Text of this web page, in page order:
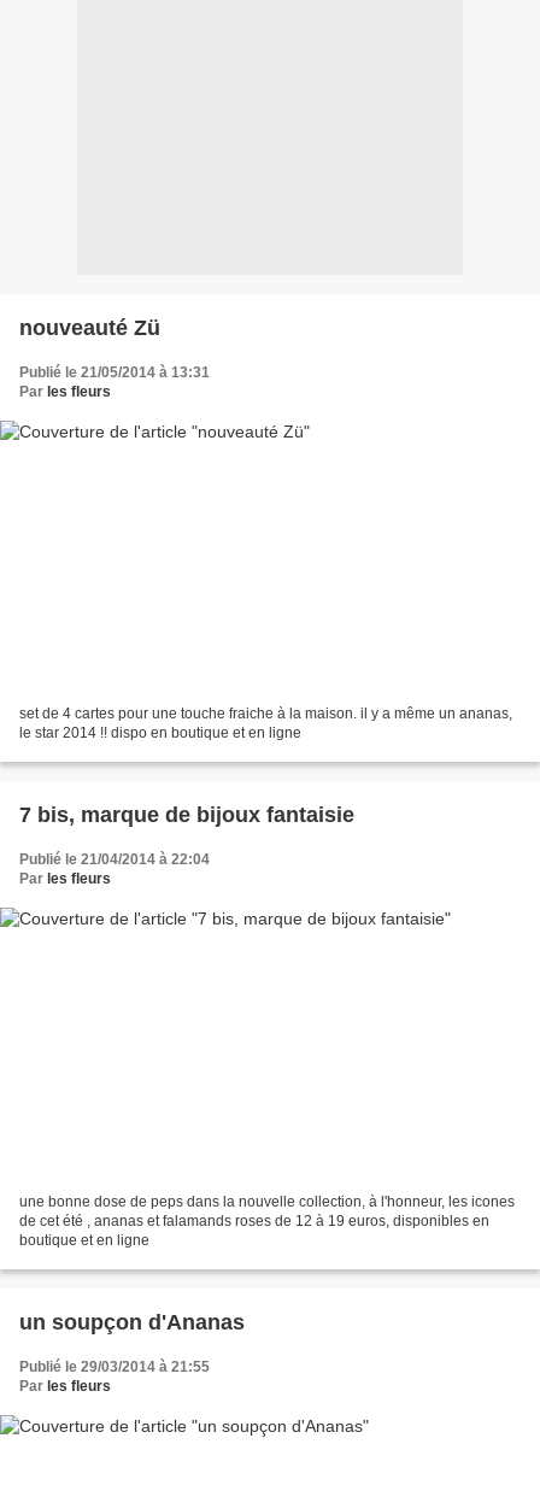
nouveauté Zü
Publié le 21/05/2014 à 13:31
Par les fleurs
set de 4 cartes pour une touche fraiche à la maison. il y a même un ananas,
le star 2014 !! dispo en boutique et en ligne
7 bis, marque de bijoux fantaisie
Publié le 21/04/2014 à 22:04
Par les fleurs
une bonne dose de peps dans la nouvelle collection, à l'honneur, les icones
de cet été , ananas et falamands roses de 12 à 19 euros, disponibles en
boutique et en ligne
un soupçon d'Ananas
Publié le 29/03/2014 à 21:55
Par les fleurs